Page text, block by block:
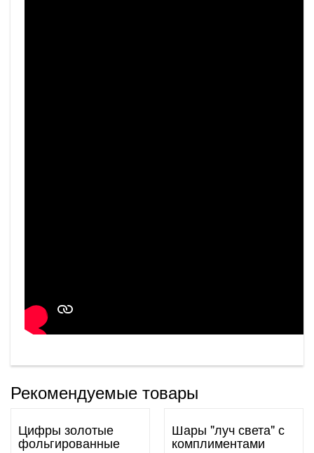
Рекомендуемые товары
Цифры золотые
фольгированные
Шары "луч света" с
комплиментами